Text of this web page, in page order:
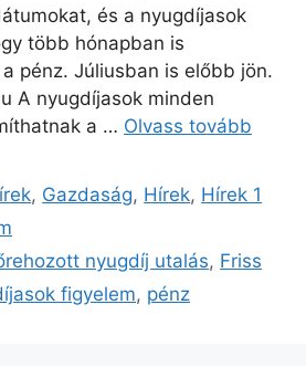
és a nyugdíjasok
több hónapban is
pénz. Júliusban is előbb jön.
A nyugdíjasok minden
a … Olvass tovább
, Gazdaság, Hírek, Hírek 1
nyugdíj utalás, Friss
figyelem, pénz